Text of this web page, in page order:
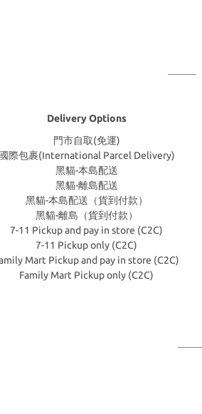
Delivery Options
門市自取(免運)
國際包裹(International Parcel Delivery)
黑貓-本島配送
黑貓-離島配送
黑貓-本島配送（貨到付款）
黑貓-離島（貨到付款）
7-11 Pickup and pay in store (C2C)
7-11 Pickup only (C2C)
Mart Pickup and pay in store (C2C)
Family Mart Pickup only (C2C)